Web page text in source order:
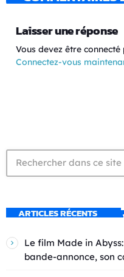
Laisser une réponse
Vous devez être
Connectez-vous
ARTICLES RÉCENTS
Le film Made in
bande-annonce, son